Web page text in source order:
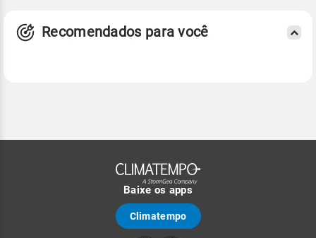
Recomendados para você
Baixe os apps
Climatempo